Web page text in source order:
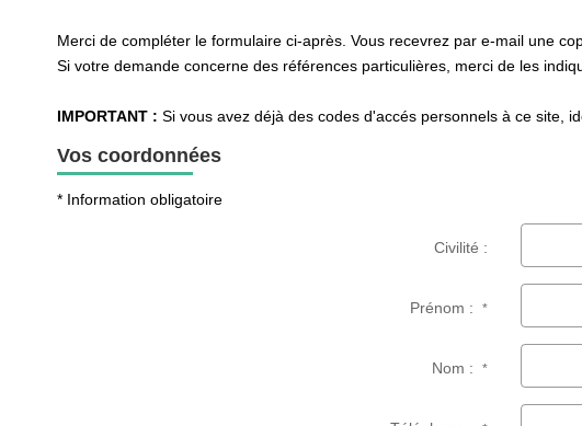
Merci de compléter le formulaire ci-après. Vous recevrez par e-mail une
Si votre demande concerne des références particulières, merci de les
IMPORTANT : Si vous avez déjà des codes d'accés personnels à ce site,
Vos coordonnées
* Information obligatoire
Civilité :
Prénom :*
Nom :*